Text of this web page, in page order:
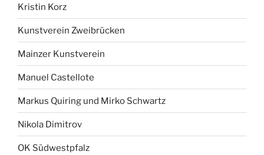
Kristin Korz
Kunstverein Zweibrücken
Mainzer Kunstverein
Manuel Castellote
Markus Quiring und Mirko Schwartz
Nikola Dimitrov
OK Südwestpfalz